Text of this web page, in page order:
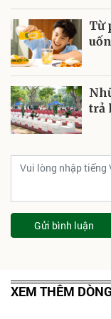
Từ
trả
Gửi bình luận
XEM THÊM